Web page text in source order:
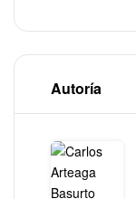
Autoría